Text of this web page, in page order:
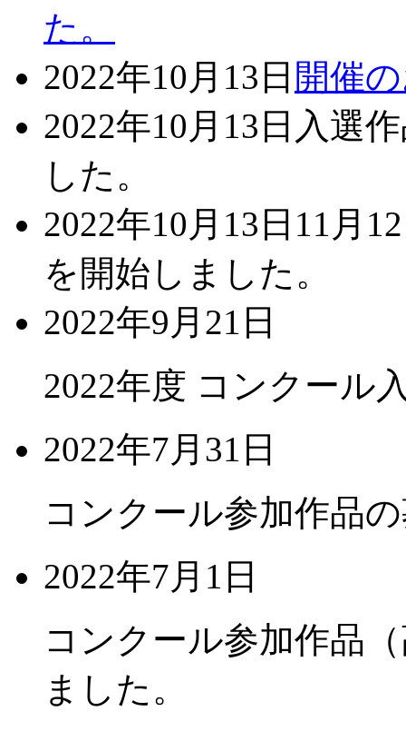
た。
2022年10月13日 開催
2022年10月13日 入選
した。
2022年10月13日 11月
を開始しました。
2022年9月21日
2022年度 コンクール
2022年7月31日
コンクール参加作品
2022年7月1日
コンクール参加作品
ました。